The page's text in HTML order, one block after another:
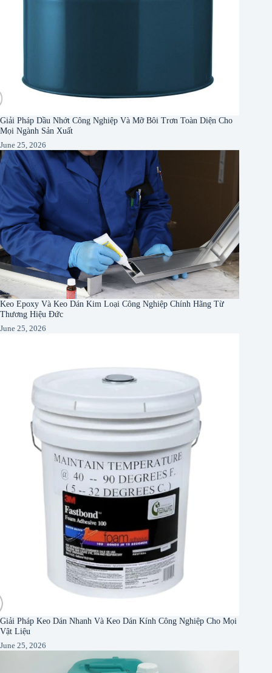
Giải Pháp Dầu Nhớt Công Nghiệp Và Mỡ Bôi Trơn Toàn Diện Cho
Mọi Ngành Sản Xuất
June 25, 2026
Keo Epoxy Và Keo Dán Kim Loại Công Nghiệp Chính Hãng Từ
Thương Hiệu Đức
June 25, 2026
Giải Pháp Keo Dán Nhanh Và Keo Dán Kính Công Nghiệp Cho Mọi
Vật Liệu
June 25, 2026